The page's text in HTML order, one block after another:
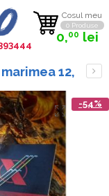
Cosul meu
0 Produse
0,00 lei
12,
-54%